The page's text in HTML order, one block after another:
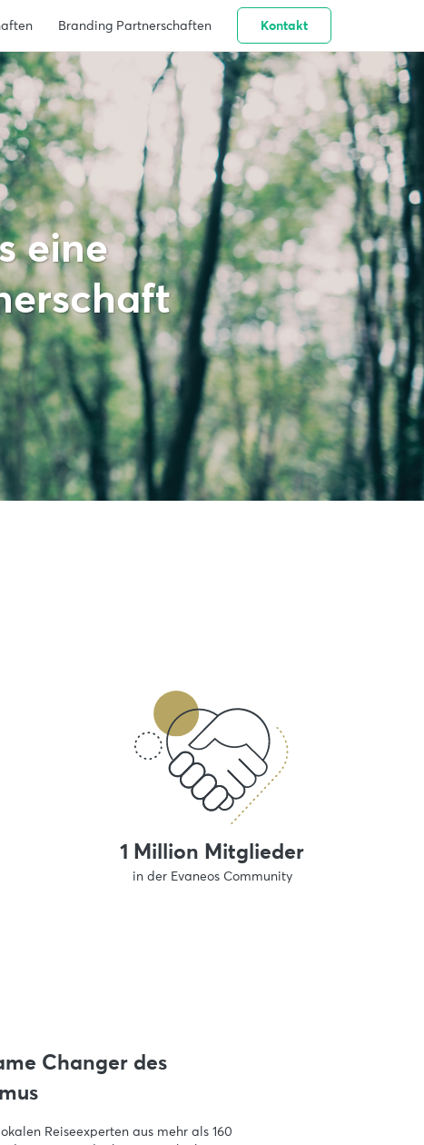
Branding Partnerschaften Kontakt
eine
1 Million Mitglieder
in der Evaneos Community
Changer des
Reiseexperten aus mehr als 160